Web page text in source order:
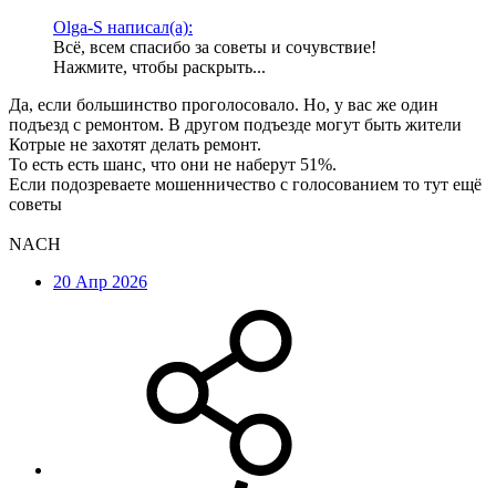
Olga-S написал(а):
Всё, всем спасибо за советы и сочувствие!
Нажмите, чтобы раскрыть...
Да, если большинство проголосовало. Но, у вас же один
подъезд с ремонтом. В другом подъезде могут быть жители
Котрые не захотят делать ремонт.
То есть есть шанс, что они не наберут 51%.
Если подозреваете мошенничество с голосованием то тут ещё
советы
NACH
20 Апр 2026